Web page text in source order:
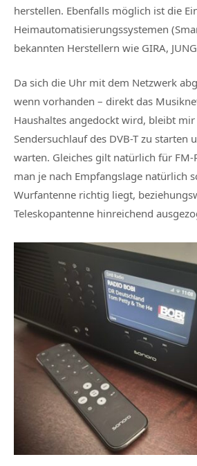
herstellen. Ebenfalls möglich ist die
Heimautomatisierungssystemen
bekannten Herstellern wie GIRA,
Da sich die Uhr mit dem Netzwerk
wenn vorhanden – direkt das
Haushaltes angedockt wird, bleibt
Sendersuchlauf des DVB-T zu starten
warten. Gleiches gilt natürlich für FM-
man je nach Empfangslage natürlich
Wurfantenne richtig liegt,
Teleskopantenne hinreichend